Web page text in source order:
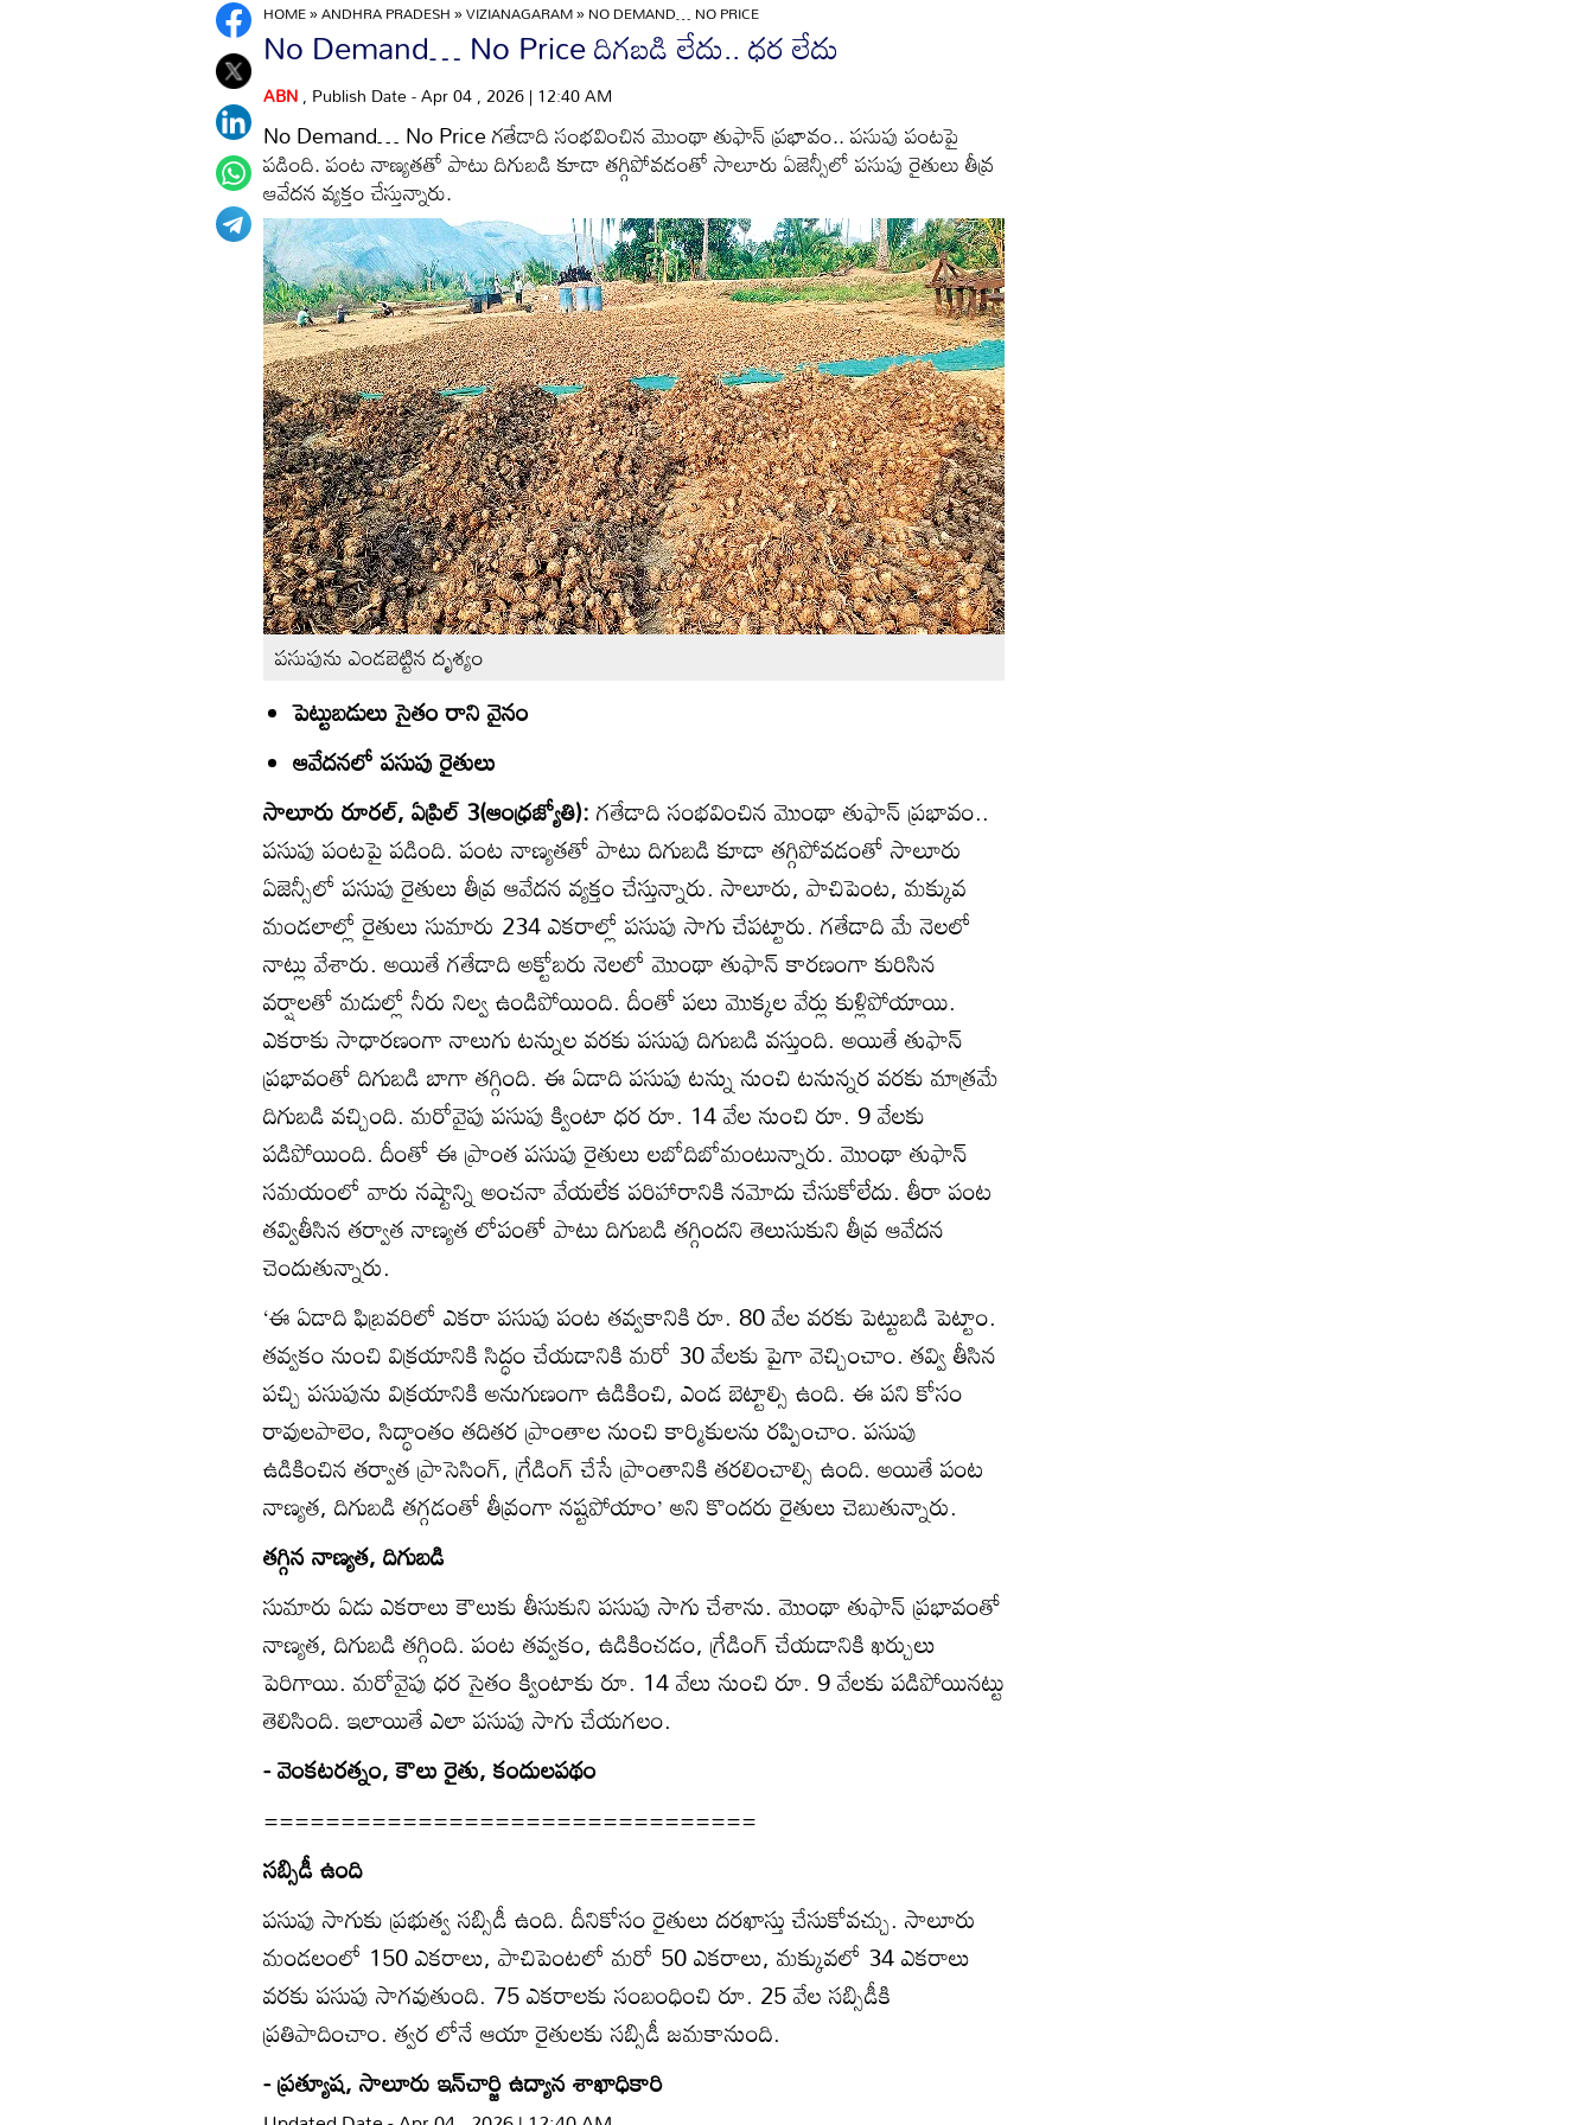
HOME»ANDHRA PRADESH»VIZIANAGARAM»NO DEMAND… NO PRICE
No Demand… No Price దిగబడి లేదు.. ధర లేదు
ABN, Publish Date - Apr 04 , 2026 | 12:40 AM
No Demand… No Price గతేడాది సంభవించిన మొంథా తుఫాన్‌ ప్రభావం.. పసుపు పంటపై
పడింది. పంట నాణ్యతతో పాటు దిగుబడి కూడా తగ్గిపోవడంతో సాలూరు ఏజెన్సీలో పసుపు రైతులు తీవ్ర
ఆవేదన వ్యక్తం చేస్తున్నారు.
పసుపును ఎండబెట్టిన దృశ్యం
పెట్టుబడులు సైతం రాని వైనం
ఆవేదనలో పసుపు రైతులు
సాలూరు రూరల్‌, ఏప్రిల్‌ 3(ఆంధ్రజ్యోతి):గతేడాది సంభవించిన మొంథా తుఫాన్‌ ప్రభావం..
పసుపు పంటపై పడింది. పంట నాణ్యతతో పాటు దిగుబడి కూడా తగ్గిపోవడంతో సాలూరు
ఏజెన్సీలో పసుపు రైతులు తీవ్ర ఆవేదన వ్యక్తం చేస్తున్నారు. సాలూరు, పాచిపెంట, మక్కువ
మండలాల్లో రైతులు సుమారు 234 ఎకరాల్లో పసుపు సాగు చేపట్టారు. గతేడాది మే నెలలో
నాట్లు వేశారు. అయితే గతేడాది అక్టోబరు నెలలో మొంథా తుఫాన్‌ కారణంగా కురిసిన
వర్షాలతో మడుల్లో నీరు నిల్వ ఉండిపోయింది. దీంతో పలు మొక్కల వేర్లు కుళ్లిపోయాయి.
ఎకరాకు సాధారణంగా నాలుగు టన్నుల వరకు పసుపు దిగుబడి వస్తుంది. అయితే తుఫాన్‌
ప్రభావంతో దిగుబడి బాగా తగ్గింది. ఈ ఏడాది పసుపు టన్ను నుంచి టనున్నర వరకు మాత్రమే
దిగుబడి వచ్చింది. మరోవైపు పసుపు క్వింటా ధర రూ. 14 వేల నుంచి రూ. 9 వేలకు
పడిపోయింది. దీంతో ఈ ప్రాంత పసుపు రైతులు లబోదిబోమంటున్నారు. మొంథా తుఫాన్‌
సమయంలో వారు నష్టాన్ని అంచనా వేయలేక పరిహారానికి నమోదు చేసుకోలేదు. తీరా పంట
తవ్వితీసిన తర్వాత నాణ్యత లోపంతో పాటు దిగుబడి తగ్గిందని తెలుసుకుని తీవ్ర ఆవేదన
చెందుతున్నారు.
‘ఈ ఏడాది ఫిబ్రవరిలో ఎకరా పసుపు పంట తవ్వకానికి రూ. 80 వేల వరకు పెట్టుబడి పెట్టాం.
తవ్వకం నుంచి విక్రయానికి సిద్ధం చేయడానికి మరో 30 వేలకు పైగా వెచ్చించాం. తవ్వి తీసిన
పచ్చి పసుపును విక్రయానికి అనుగుణంగా ఉడికించి, ఎండ బెట్టాల్సి ఉంది. ఈ పని కోసం
రావులపాలెం, సిద్ధాంతం తదితర ప్రాంతాల నుంచి కార్మికులను రప్పించాం. పసుపు
ఉడికించిన తర్వాత ప్రాసెసింగ్‌, గ్రేడింగ్‌ చేసే ప్రాంతానికి తరలించాల్సి ఉంది. అయితే పంట
నాణ్యత, దిగుబడి తగ్గడంతో తీవ్రంగా నష్టపోయాం’ అని కొందరు రైతులు చెబుతున్నారు.
తగ్గిన నాణ్యత, దిగుబడి
సుమారు ఏడు ఎకరాలు కౌలుకు తీసుకుని పసుపు సాగు చేశాను. మొంథా తుఫాన్‌ ప్రభావంతో
నాణ్యత, దిగుబడి తగ్గింది. పంట తవ్వకం, ఉడికించడం, గ్రేడింగ్‌ చేయడానికి ఖర్చులు
పెరిగాయి. మరోవైపు ధర సైతం క్వింటాకు రూ. 14 వేలు నుంచి రూ. 9 వేలకు పడిపోయినట్టు
తెలిసింది. ఇలాయితే ఎలా పసుపు సాగు చేయగలం.
- వెంకటరత్నం, కౌలు రైతు, కందులపథం
================================
సబ్సిడీ ఉంది
పసుపు సాగుకు ప్రభుత్వ సబ్సిడీ ఉంది. దీనికోసం రైతులు దరఖాస్తు చేసుకోవచ్చు. సాలూరు
మండలంలో 150 ఎకరాలు, పాచిపెంటలో మరో 50 ఎకరాలు, మక్కువలో 34 ఎకరాలు
వరకు పసుపు సాగవుతుంది. 75 ఎకరాలకు సంబంధించి రూ. 25 వేల సబ్సిడీకి
ప్రతిపాదించాం. త్వర లోనే ఆయా రైతులకు సబ్సిడీ జమకానుంది.
- ప్రత్యూష, సాలూరు ఇన్‌చార్జి ఉద్యాన శాఖాధికారి